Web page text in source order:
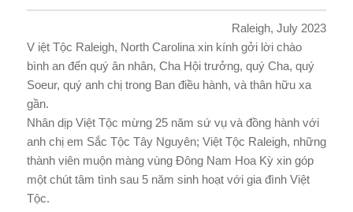
Raleigh, July 2023
V iệt Tộc Raleigh, North Carolina xin kính gởi lời chào
bình an đến quý ân nhân, Cha Hội trưởng, quý Cha, quý
Soeur, quý anh chị trong Ban điều hành, và thân hữu xa
gần.
Nhân dịp Việt Tộc mừng 25 năm sứ vụ và đồng hành với
anh chị em Sắc Tộc Tây Nguyên; Việt Tộc Raleigh, những
thành viên muộn màng vùng Đông Nam Hoa Kỳ xin góp
một chút tâm tình sau 5 năm sinh hoạt với gia đình Việt
Tộc.